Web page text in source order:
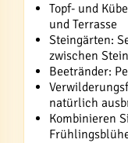
Topf- und
und Terrasse
Steingärten:
zwischen
Beetränder:
natürlich
Kombinieren